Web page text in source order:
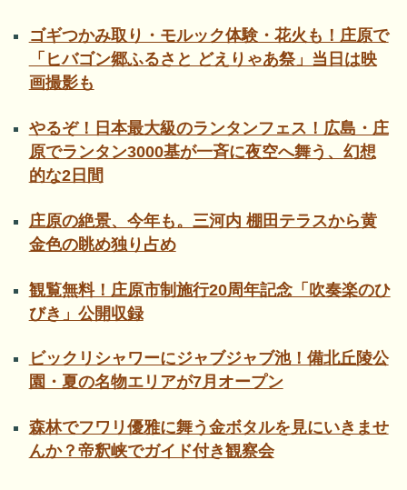
ゴギつかみ取り・モルック体験・花火も！庄原で
「ヒバゴン郷ふるさと どえりゃあ祭」当日は映
画撮影も
やるぞ！日本最大級のランタンフェス！広島・庄
原でランタン3000基が一斉に夜空へ舞う、幻想
的な2日間
庄原の絶景、今年も。三河内 棚田テラスから黄
金色の眺め独り占め
観覧無料！庄原市制施行20周年記念「吹奏楽のひ
びき」公開収録
ビックリシャワーにジャブジャブ池！備北丘陵公
園・夏の名物エリアが7月オープン
森林でフワリ優雅に舞う金ボタルを見にいきませ
んか？帝釈峡でガイド付き観察会